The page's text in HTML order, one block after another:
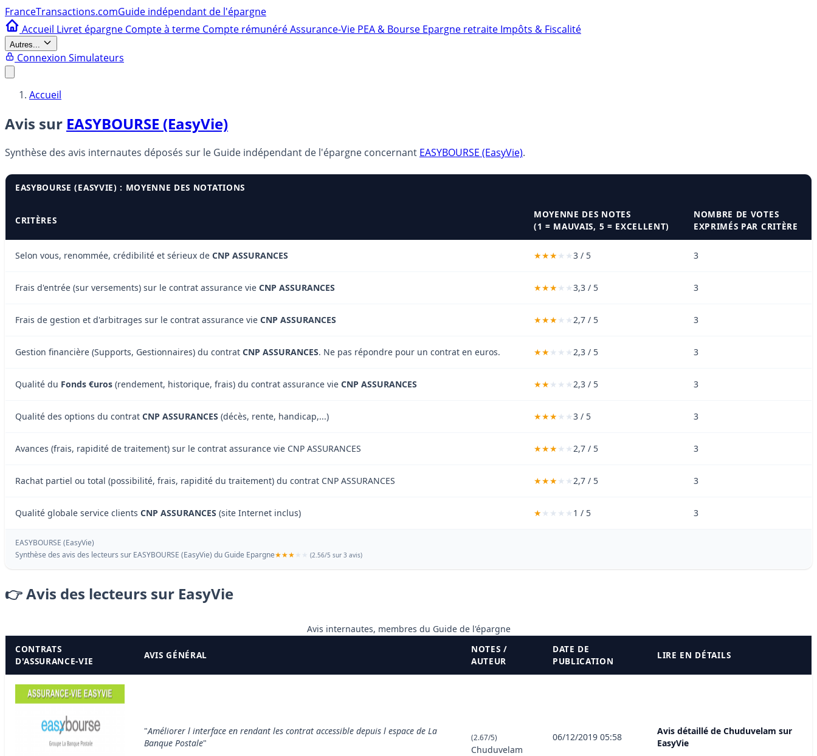
FranceTransactions.comGuide indépendant de l'épargne
Accueil Livret épargne Compte à terme Compte rémunéréAssurance-Vie PEA & Bourse Epargne retraite Impôts & Fiscalité
Autres...
Connexion Simulateurs
Accueil
Avis sur EASYBOURSE (EasyVie)
Synthèse des avis internautes déposés sur le Guide indépendant de l'épargne concernant EASYBOURSE (EasyVie).
EASYBOURSE (EASYVIE) : MOYENNE DES NOTATIONS
CRITÈRES
MOYENNE DES NOTES
(1 = MAUVAIS, 5 = EXCELLENT)
NOMBRE DE VOTES
EXPRIMÉS PAR CRITÈRE
Selon vous, renommée, crédibilité et sérieux de CNP ASSURANCES 3 / 5 3
Frais d'entrée (sur versements) sur le contrat assurance vie CNP ASSURANCES 3,3 / 5 3
Frais de gestion et d'arbitrages sur le contrat assurance vie CNP ASSURANCES 2,7 / 5 3
Gestion financière (Supports, Gestionnaires) du contrat CNP ASSURANCES. Ne pas répondre pour un contrat en euros. 2,3 / 5 3
Qualité du Fonds €uros (rendement, historique, frais) du contrat assurance vie CNP ASSURANCES 2,3 / 5 3
Qualité des options du contrat CNP ASSURANCES (décès, rente, handicap,...) 3 / 5 3
Avances (frais, rapidité de traitement) sur le contrat assurance vie CNP ASSURANCES 2,7 / 5 3
Rachat partiel ou total (possibilité, frais, rapidité du traitement) du contrat CNP ASSURANCES 2,7 / 5 3
Qualité globale service clients CNP ASSURANCES (site Internet inclus) 1 / 5 3
EASYBOURSE (EasyVie)
Synthèse des avis des lecteurs sur EASYBOURSE (EasyVie) duGuide Epargne (2.56/5 sur 3 avis)
👉 Avis des lecteurs sur EasyVie
Avis internautes, membres du Guide de l'épargne
CONTRATS
D'ASSURANCE-VIE
AVIS GÉNÉRAL
NOTES /
AUTEUR
DATE DE
PUBLICATION
LIRE EN DÉTAILS
"Améliorer l interface en rendant les contrat accessible depuis l espace de La
Banque Postale" (2.67/5)
Chuduvelam
06/12/2019 05:58
Avis détaillé de Chuduvelam sur
EasyVie